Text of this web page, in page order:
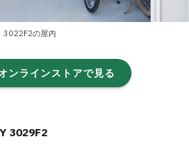
3022F2の屋内
ンラインストアで見る
3029F2